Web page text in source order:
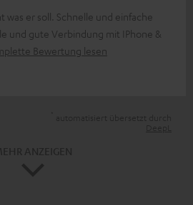
was er soll. Schnelle und einfache
und gute Verbindung mit IPhone &
Bewertung lesen